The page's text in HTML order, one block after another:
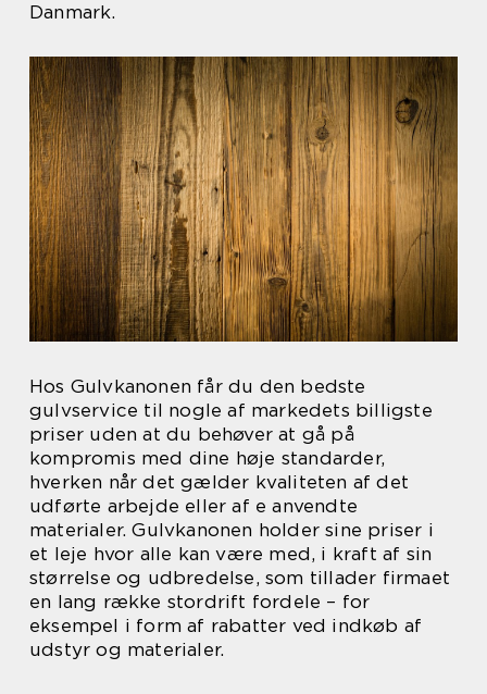
Danmark.
Hos Gulvkanonen får du den bedste
gulvservice til nogle af markedets billigste
priser uden at du behøver at gå på
kompromis med dine høje standarder,
hverken når det gælder kvaliteten af det
udførte arbejde eller af e anvendte
materialer. Gulvkanonen holder sine priser i
et leje hvor alle kan være med, i kraft af sin
størrelse og udbredelse, som tillader firmaet
en lang række stordrift fordele – for
eksempel i form af rabatter ved indkøb af
udstyr og materialer.